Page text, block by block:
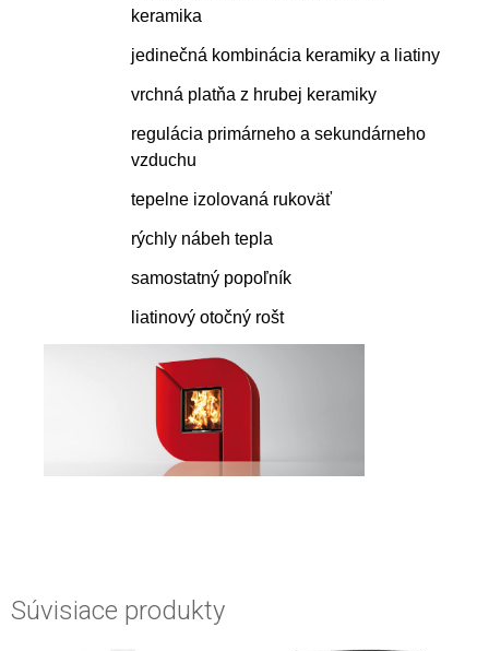
keramika
jedinečná kombinácia keramiky a liatiny
vrchná platňa z hrubej keramiky
regulácia primárneho a sekundárneho
vzduchu
tepelne izolovaná rukoväť
rýchly nábeh tepla
samostatný popoľník
liatinový otočný rošt
Súvisiace produkty